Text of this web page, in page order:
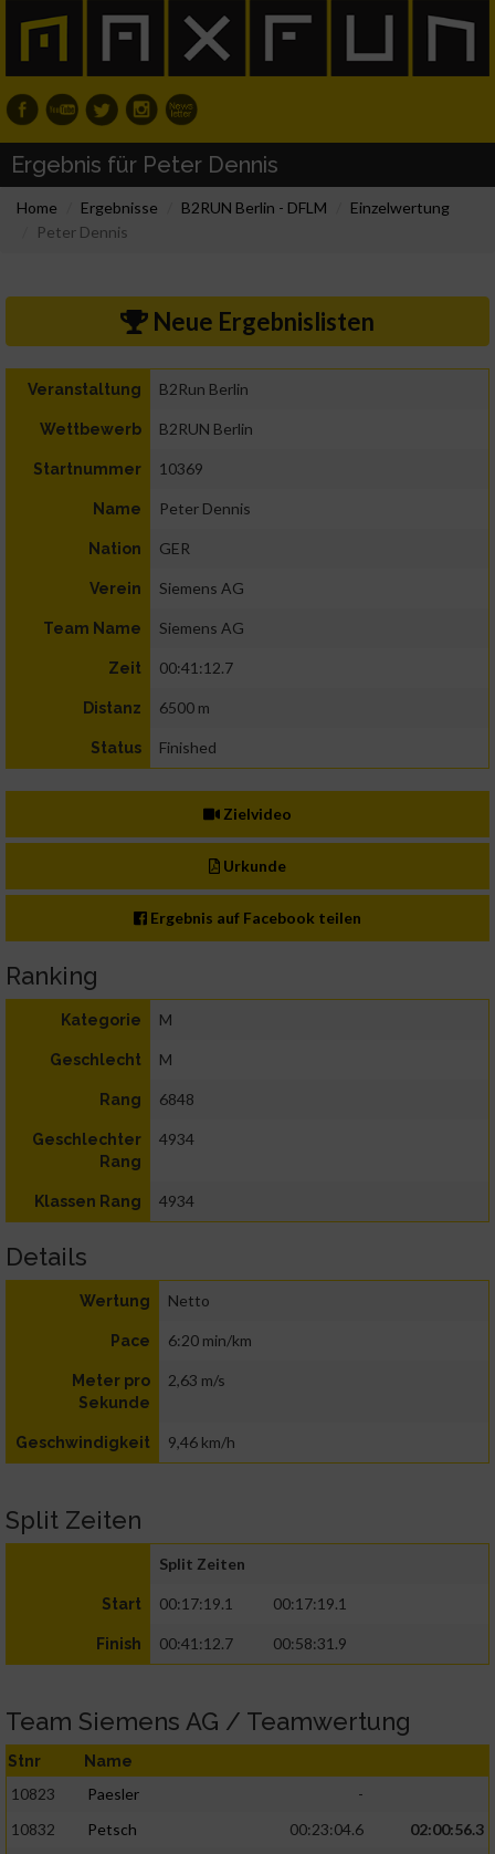
Ergebnis für Peter Dennis
Home Ergebnisse B2RUN Berlin - DFLM
Einzelwertung
Peter Dennis
Neue Ergebnislisten
Veranstaltung B2Run Berlin
Wettbewerb B2RUN Berlin
Startnummer 10369
Name Peter Dennis
Nation GER
Verein Siemens AG
Team Name Siemens AG
Zeit 00:41:12.7
Distanz 6500 m
Status Finished
Zielvideo
Urkunde
Ergebnis auf Facebook teilen
Ranking
Kategorie M
Geschlecht M
Rang 6848
Geschlechter
Rang
4934
Klassen Rang 4934
Details
Wertung Netto
Pace 6:20 min/km
Meter pro
Sekunde
2,63 m/s
Geschwindigkeit 9,46 km/h
Split Zeiten
Split Zeiten
Start 00:17:19.1 00:17:19.1
Finish 00:41:12.7 00:58:31.9
Team Siemens AG / Teamwertung
Stnr Name
10823 Paesler
-
10832
Petsch 00:23:04.6
02:00:56.3